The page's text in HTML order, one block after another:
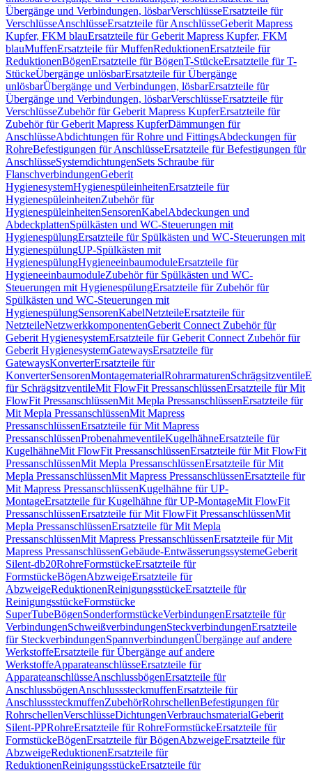
Übergänge und Verbindungen, lösbarVerschlüsseErsatzteile für
VerschlüsseAnschlüsseErsatzteile für AnschlüsseGeberit Mapress
Kupfer, FKM blauErsatzteile für Geberit Mapress Kupfer, FKM
blauMuffenErsatzteile für MuffenReduktionenErsatzteile für
ReduktionenBögenErsatzteile für BögenT-StückeErsatzteile für T-
StückeÜbergänge unlösbarErsatzteile für Übergänge
unlösbarÜbergänge und Verbindungen, lösbarErsatzteile für
Übergänge und Verbindungen, lösbarVerschlüsseErsatzteile für
VerschlüsseZubehör für Geberit Mapress KupferErsatzteile für
Zubehör für Geberit Mapress KupferDämmungen für
AnschlüsseAbdichtungen für Rohre und FittingsAbdeckungen für
RohreBefestigungen für AnschlüsseErsatzteile für Befestigungen für
AnschlüsseSystemdichtungenSets Schraube für
FlanschverbindungenGeberit
HygienesystemHygienespüleinheitenErsatzteile für
HygienespüleinheitenZubehör für
HygienespüleinheitenSensorenKabelAbdeckungen und
AbdeckplattenSpülkästen und WC-Steuerungen mit
HygienespülungErsatzteile für Spülkästen und WC-Steuerungen mit
HygienespülungUP-Spülkästen mit
HygienespülungHygieneeinbaumoduleErsatzteile für
HygieneeinbaumoduleZubehör für Spülkästen und WC-
Steuerungen mit HygienespülungErsatzteile für Zubehör für
Spülkästen und WC-Steuerungen mit
HygienespülungSensorenKabelNetzteileErsatzteile für
NetzteileNetzwerkkomponentenGeberit Connect Zubehör für
Geberit HygienesystemErsatzteile für Geberit Connect Zubehör für
Geberit HygienesystemGatewaysErsatzteile für
GatewaysKonverterErsatzteile für
KonverterSensorenMontagematerialRohrarmaturenSchrägsitzventile
für SchrägsitzventileMit FlowFit PressanschlüssenErsatzteile für Mit
FlowFit PressanschlüssenMit Mepla PressanschlüssenErsatzteile für
Mit Mepla PressanschlüssenMit Mapress
PressanschlüssenErsatzteile für Mit Mapress
PressanschlüssenProbenahmeventileKugelhähneErsatzteile für
KugelhähneMit FlowFit PressanschlüssenErsatzteile für Mit FlowFit
PressanschlüssenMit Mepla PressanschlüssenErsatzteile für Mit
Mepla PressanschlüssenMit Mapress PressanschlüssenErsatzteile für
Mit Mapress PressanschlüssenKugelhähne für UP-
MontageErsatzteile für Kugelhähne für UP-MontageMit FlowFit
PressanschlüssenErsatzteile für Mit FlowFit PressanschlüssenMit
Mepla PressanschlüssenErsatzteile für Mit Mepla
PressanschlüssenMit Mapress PressanschlüssenErsatzteile für Mit
Mapress PressanschlüssenGebäude-EntwässerungssystemeGeberit
Silent-db20RohreFormstückeErsatzteile für
FormstückeBögenAbzweigeErsatzteile für
AbzweigeReduktionenReinigungsstückeErsatzteile für
ReinigungsstückeFormstücke
SuperTubeBögenSonderformstückeVerbindungenErsatzteile für
VerbindungenSchweißverbindungenSteckverbindungenErsatzteile
für SteckverbindungenSpannverbindungenÜbergänge auf andere
WerkstoffeErsatzteile für Übergänge auf andere
WerkstoffeApparateanschlüsseErsatzteile für
ApparateanschlüsseAnschlussbögenErsatzteile für
AnschlussbögenAnschlusssteckmuffenErsatzteile für
AnschlusssteckmuffenZubehörRohrschellenBefestigungen für
RohrschellenVerschlüsseDichtungenVerbrauchsmaterialGeberit
Silent-PPRohreErsatzteile für RohreFormstückeErsatzteile für
FormstückeBögenErsatzteile für BögenAbzweigeErsatzteile für
AbzweigeReduktionenErsatzteile für
ReduktionenReinigungsstückeErsatzteile für